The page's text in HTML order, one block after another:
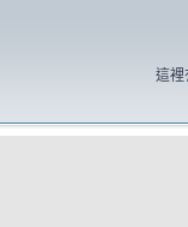
這裡